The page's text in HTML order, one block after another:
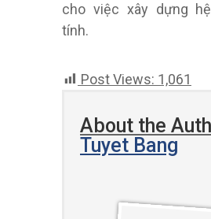
cho việc xây dựng
tính.
Post Views: 1,061
About the
Tuyet Bang